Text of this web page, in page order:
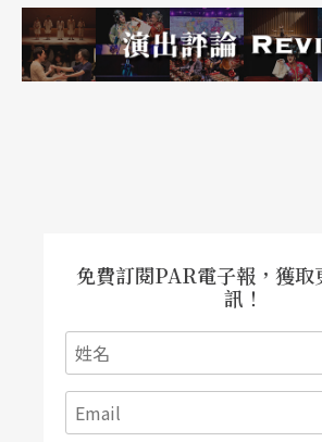
度於大螢幕中將最終樂章分成上
足迷哥迷姐們的胃口。就商業效
產生多大的作用！而野田妹在電視
時間發行的《屁屁體操》五首單曲
的歌詞與曲調更讓上野樹里活潑的
象深植人心。（劇中野田妹原本的
免費訂閱PAR電子報，獲取
訊！